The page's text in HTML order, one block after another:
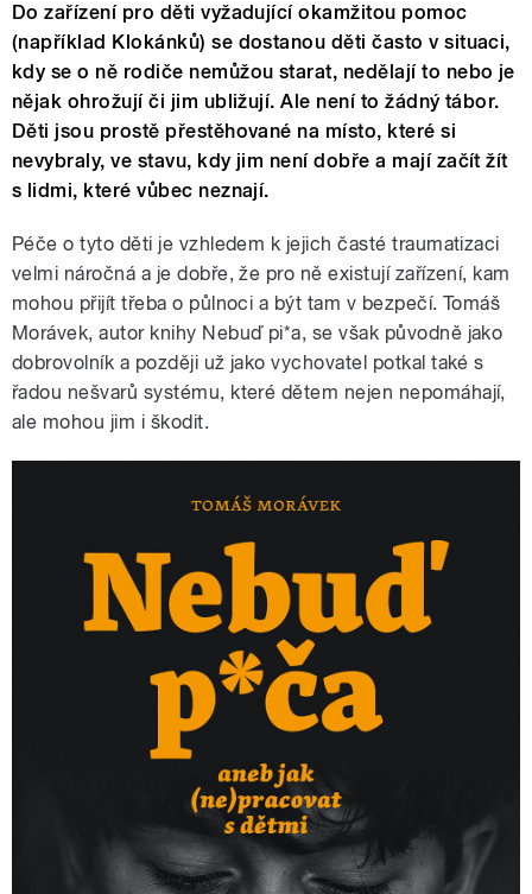
Do zařízení pro děti vyžadující okamžitou pomoc
(například Klokánků) se dostanou děti často v situaci,
kdy se o ně rodiče nemůžou starat, nedělají to nebo je
nějak ohrožují či jim ubližují. Ale není to žádný tábor.
Děti jsou prostě přestěhované na místo, které si
nevybraly, ve stavu, kdy jim není dobře a mají začít žít
s lidmi, které vůbec neznají.
Péče o tyto děti je vzhledem k jejich časté traumatizaci
velmi náročná a je dobře, že pro ně existují zařízení, kam
mohou přijít třeba o půlnoci a být tam v bezpečí. Tomáš
Morávek, autor knihy Nebuď pi*a, se však původně jako
dobrovolník a později už jako vychovatel potkal také s
řadou nešvarů systému, které dětem nejen nepomáhají,
ale mohou jim i škodit.